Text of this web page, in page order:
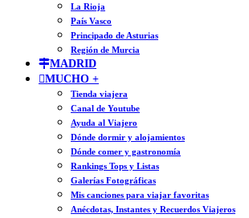
La Rioja
País Vasco
Principado de Asturias
Región de Murcia
MADRID
MUCHO +
Tienda viajera
Canal de Youtube
Ayuda al Viajero
Dónde dormir y alojamientos
Dónde comer y gastronomía
Rankings Tops y Listas
Galerías Fotográficas
Mis canciones para viajar favoritas
Anécdotas, Instantes y Recuerdos Viajeros